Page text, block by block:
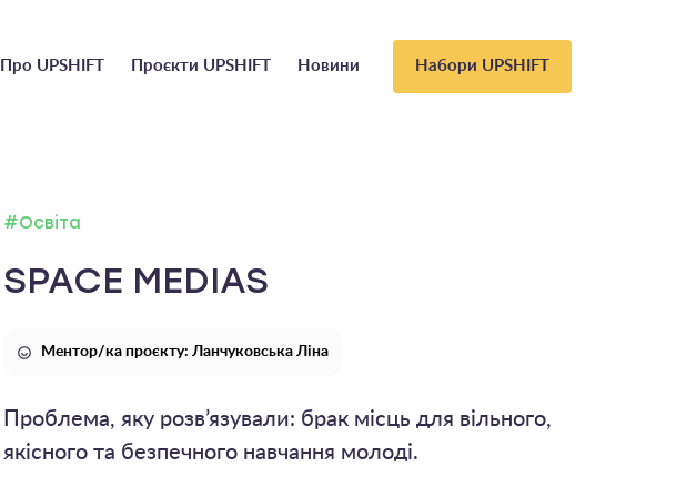
Головне
Про UPSHIFT Проєкти UPSHIFT Новини Набори UPSHIFT
#Освіта
SPACE MEDIAS
Ментор/ка проєкту: Ланчуковська Ліна
Проблема, яку розв’язували: брак місць для вільного,
якісного та безпечного навчання молоді.